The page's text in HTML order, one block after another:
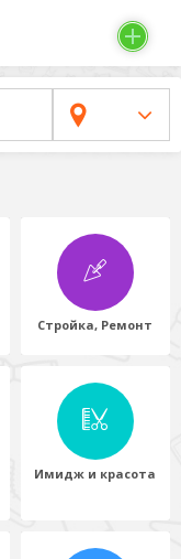
Стройка, Ремонт
Имидж и красота